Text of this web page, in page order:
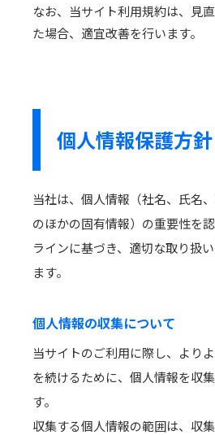
なお、当サイト利用規約は、見
た場合、適宜改善を行います。
個人情報保護方針
当社は、個人情報（社名、氏名
のほかの固有情報）の重要性を
ラインに基づき、適切な取り扱
ます。
個人情報の収集について
当サイトのご利用に際し、より
を続けるために、個人情報を収
す。
収集する個人情報の範囲は、収